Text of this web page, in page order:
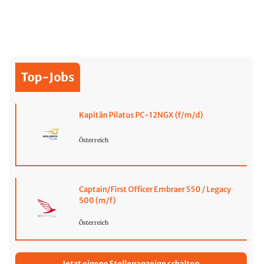
Top-Jobs
Kapitän Pilatus PC-12NGX (f/m/d)
Österreich
Captain/First Officer Embraer 550 / Legacy
500 (m/f)
Österreich